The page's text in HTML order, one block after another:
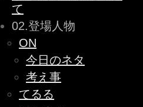
て
02.登場人物
ON
今日のネタ
考え事
てるる